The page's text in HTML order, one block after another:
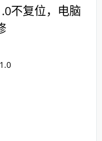
不复位，电脑